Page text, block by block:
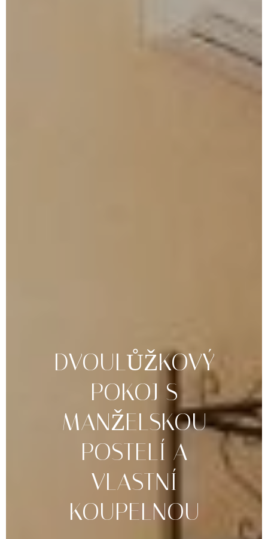
DVOULŮŽKOVÝ
POKOJ S
MANŽELSKOU
POSTELÍ A
VLASTNÍ
KOUPELNOU